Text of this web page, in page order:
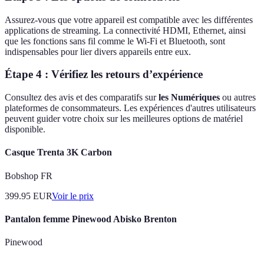
Assurez-vous que votre appareil est compatible avec les différentes
applications de streaming. La connectivité HDMI, Ethernet, ainsi
que les fonctions sans fil comme le Wi-Fi et Bluetooth, sont
indispensables pour lier divers appareils entre eux.
Étape 4 : Vérifiez les retours d’expérience
Consultez des avis et des comparatifs surles Numériques ou autres
plateformes de consommateurs. Les expériences d'autres utilisateurs
peuvent guider votre choix sur les meilleures options de matériel
disponible.
Casque Trenta 3K Carbon
Bobshop FR
399.95 EURVoir le prix
Pantalon femme Pinewood Abisko Brenton
Pinewood